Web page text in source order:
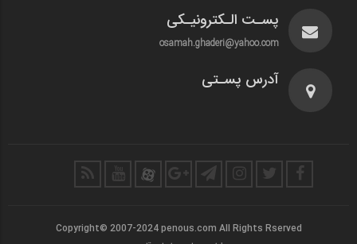
پسـت الـکترونیـکی
osamah.ghaderi@yahoo.com
آدرس پسـتی
Copyright© 2007-2024 penous.com All Rights Rserved